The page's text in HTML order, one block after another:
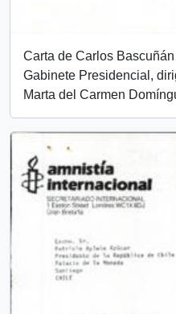
Carta de Carlos
Gabinete Presidencial,
Marta del Carmen